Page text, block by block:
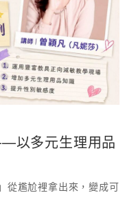
以多元生理用品
從尷尬裡拿出來，變成可